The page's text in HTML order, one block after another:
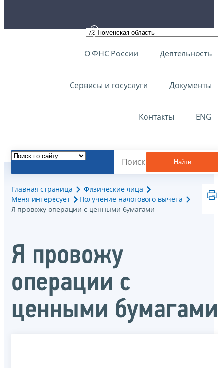
О ФНС России Деятельность
Сервисы и госуслуги Документы
Контакты ENG
Найти
Главная страница
Физические лица
Меня интересует
Получение налогового вычета
Я провожу операции с ценными бумагами
Я провожу
операции с
ценными бумагами